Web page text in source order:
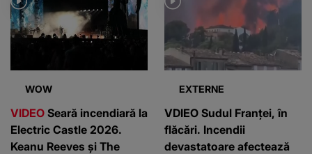
WOW
VIDEO Seară incendiară la
Electric Castle 2026.
Keanu Reeves și The
EXTERNE
VDIEO Sudul Franței, în
flăcări. Incendii
devastatoare afectează